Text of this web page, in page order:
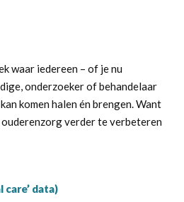
waar iedereen – of je nu
onderzoeker of behandelaar
komen halen én brengen. Want
verder te verbeteren
care’ data)